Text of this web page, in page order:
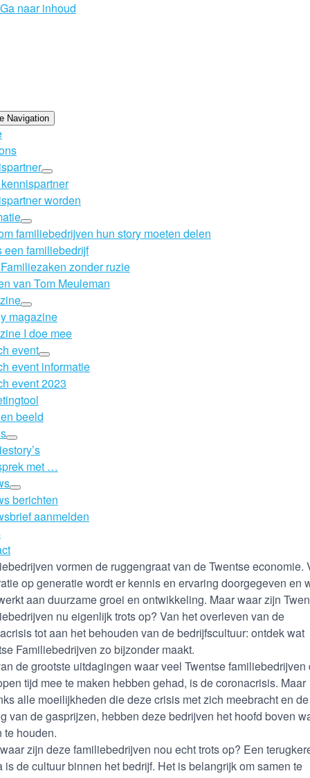
Ga naar inhoud
Navigation
worden
familiebedrijven hun story moeten delen
een familiebedrijf
zonder ruzie
van Tom Meuleman
magazine
I doe mee
event
event informatie
event 2023
beeld
met …
berichten
aanmelden
vormen de ruggengraat van de Twentse economie.
op generatie wordt er kennis en ervaring doorgegeven en
aan duurzame groei en ontwikkeling. Maar waar zijn
nu eigenlijk trots op? Van het overleven van de
tot aan het behouden van de bedrijfscultuur: ontdek wat
Familiebedrijven zo bijzonder maakt.
de grootste uitdagingen waar veel Twentse familiebedrijven
tijd mee te maken hebben gehad, is de coronacrisis. Maar
alle moeilijkheden die deze crisis met zich meebracht en de
van de gasprijzen, hebben deze bedrijven het hoofd boven
te houden.
zijn deze familiebedrijven nou echt trots op? Een
is de cultuur binnen het bedrijf. Het is belangrijk om samen te